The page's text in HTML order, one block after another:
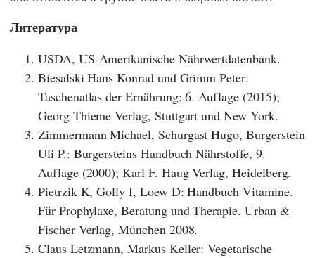
Литература
USDA, US-Amerikanische Nährwertdatenbank.
Biesalski Hans Konrad und Grimm Peter:
Taschenatlas der Ernährung; 6. Auflage (2015);
Georg Thieme Verlag, Stuttgart und New York.
Zimmermann Michael, Schurgast Hugo, Burgerstein
Uli P.: Burgersteins Handbuch Nährstoffe, 9.
Auflage (2000); Karl F. Haug Verlag, Heidelberg.
Pietrzik K, Golly I, Loew D: Handbuch Vitamine.
Für Prophylaxe, Beratung und Therapie. Urban &
Fischer Verlag, München 2008.
Claus Letzmann, Markus Keller: Vegetarische